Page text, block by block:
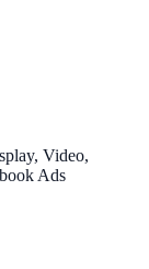
Video,
Ads